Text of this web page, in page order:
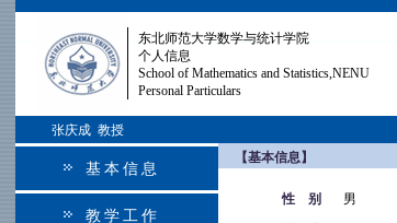
东北师范大学数学与统计学院
个人信息
School of Mathematics and Statistics,NENU
Personal Particulars
张庆成 教授
基本信息
教学工作
【基本信息】
性 别 男